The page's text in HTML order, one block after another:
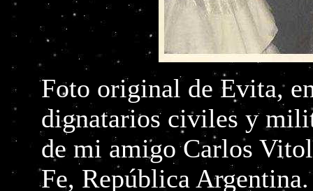
Foto original de Evita,
dignatarios civiles y
de mi amigo Carlos
Fe, República Argentina.